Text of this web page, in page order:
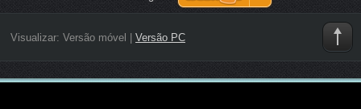
Visualizar: Versão móvel Versão PC